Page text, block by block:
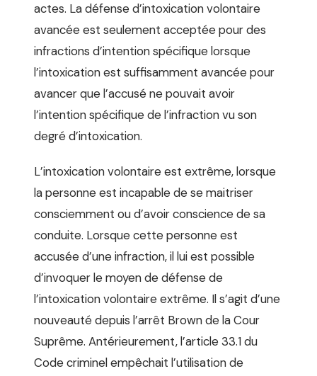
actes. La défense d’intoxication volontaire
avancée est seulement acceptée pour des
infractions d’intention spécifique lorsque
l’intoxication est suffisamment avancée pour
avancer que l’accusé ne pouvait avoir
l’intention spécifique de l’infraction vu son
degré d’intoxication.
L’intoxication volontaire est extrême, lorsque
la personne est incapable de se maitriser
consciemment ou d’avoir conscience de sa
conduite. Lorsque cette personne est
accusée d’une infraction, il lui est possible
d’invoquer le moyen de défense de
l’intoxication volontaire extrême. Il s’agit d’une
nouveauté depuis l’arrêt Brown de la Cour
Suprême. Antérieurement, l’article 33.1 du
Code criminel empêchait l’utilisation de